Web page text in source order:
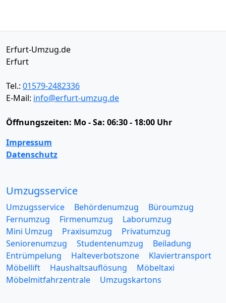
Erfurt-Umzug.de
Erfurt
Tel.: 01579-2482336
E-Mail: info@erfurt-umzug.de
Öffnungszeiten: Mo - Sa: 06:30 - 18:00 Uhr
Impressum
Datenschutz
Umzugsservice
Umzugsservice Behördenumzug
Büroumzug
Fernumzug
Firmenumzug
Laborumzug
Mini Umzug
Praxisumzug
Privatumzug
Seniorenumzug
Studentenumzug
Beiladung
Entrümpelung
Halteverbotszone
Klaviertransport
Möbellift
Haushaltsauflösung
Möbeltaxi
Möbelmitfahrzentrale
Umzugskartons